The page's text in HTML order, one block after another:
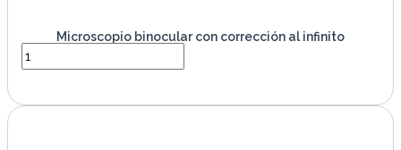
Microscopio binocular con corrección al infinito